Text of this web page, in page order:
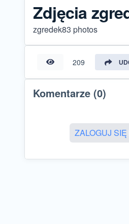
Zdjęcia
zgredek83 photos
209
Komentarze (0)
ZALOGUJ SIĘ